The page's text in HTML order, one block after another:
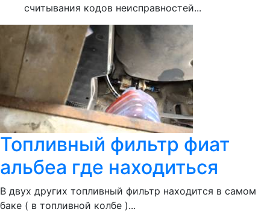
считывания кодов неисправностей...
Топливный фильтр фиат
альбеа где находиться
В двух других топливный фильтр находится в самом
баке ( в топливной колбе )...